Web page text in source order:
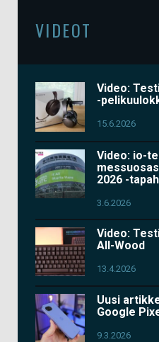
VIDEOT
Video:
-
15.6.2026
Video: io-
2026 -
3.6.2026
Video:
All-Wood
13.4.2026
Uusi
Google
9.3.2026